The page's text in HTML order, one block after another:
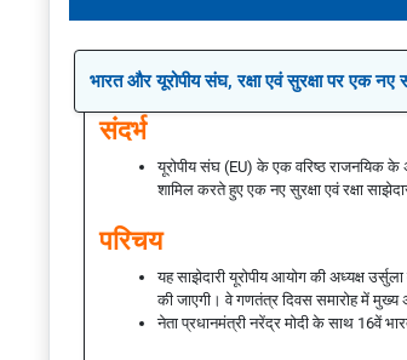
भारत और यूरोपीय संघ, रक्षा एवं सुरक्षा पर एक
संदर्भ
यूरोपीय संघ (EU) के एक वरिष्ठ राजनयिक के
शामिल करते हुए एक नए सुरक्षा एवं रक्षा
परिचय
यह साझेदारी यूरोपीय आयोग की अध्यक्ष
की जाएगी। वे गणतंत्र दिवस समारोह में मुख्य
नेता प्रधानमंत्री नरेंद्र मोदी के साथ 16वें